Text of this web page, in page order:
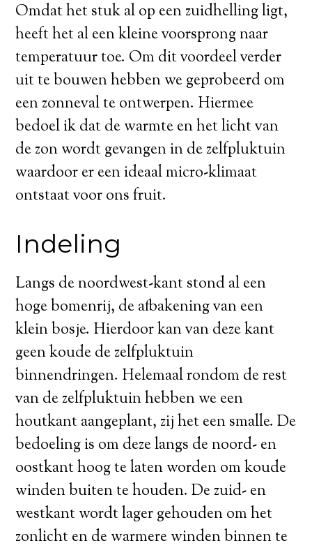
Omdat het stuk al op een zuidhelling ligt,
heeft het al een kleine voorsprong naar
temperatuur toe. Om dit voordeel verder
uit te bouwen hebben we geprobeerd om
een zonneval te ontwerpen. Hiermee
bedoel ik dat de warmte en het licht van
de zon wordt gevangen in de zelfpluktuin
waardoor er een ideaal micro-klimaat
ontstaat voor ons fruit.
Indeling
Langs de noordwest-kant stond al een
hoge bomenrij, de afbakening van een
klein bosje. Hierdoor kan van deze kant
geen koude de zelfpluktuin
binnendringen. Helemaal rondom de rest
van de zelfpluktuin hebben we een
houtkant aangeplant, zij het een smalle. De
bedoeling is om deze langs de noord- en
oostkant hoog te laten worden om koude
winden buiten te houden. De zuid- en
westkant wordt lager gehouden om het
zonlicht en de warmere winden binnen te